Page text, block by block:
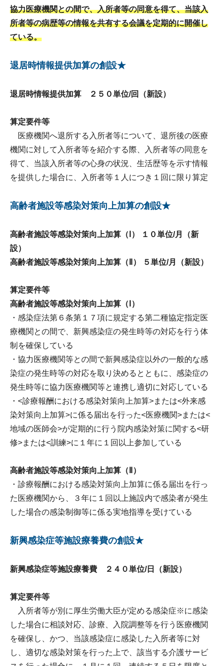
協力医療機関との間で、入所者等の同意を得て、当該入
所者等の病歴等の情報を共有する会議を定期的に開催し
ている。
退居時情報提供加算の創設★
退居時情報提供加算 ２５０​単位/回（新設）
算定要件等
医療機関へ退所する入所者等について、退所後の医療
機関に対して入所者等を紹介する際、入所者等の同意を
得て、当該入所者等の心身の状況、生活歴等を示す情報
を提供した場合に、入所者等１人につき１回に限り算定
高齢者施設等感染対策向上加算の創設★
高齢者施設等感染対策向上加算（Ⅰ） １０単位/月（新
設）
高齢者施設等感染対策向上加算（Ⅱ） ５単位/月（新設）
算定要件等
高齢者施設等感染対策向上加算（Ⅰ）
・感染症法第６条第１７項に規定する第二種協定指定医
療機関との間で、新興感染症の発生時等の対応を行う体
制を確保している
・協力医療機関等との間で新興感染症以外の一般的な感
染症の発生時等の対応を取り決めるとともに、感染症の
発生時等に協力医療機関等と連携し適切に対応している
・<診療報酬における感染対策向上加算>または<外来感
染対策向上加算>に係る届出を行った<医療機関>または<
地域の医師会>が定期的に行う院内感染対策に関する<研
修>または<訓練>に１年に１回以上参加している
高齢者施設等感染対策向上加算（Ⅱ）
・診療報酬における感染対策向上加算に係る届出を行っ
た医療機関から、３年に１回以上施設内で感染者が発生
した場合の感染制御等に係る実地指導を受けている
新興感染症等施設療養費の創設★
新興感染症等施設療養費 ２４０単位/日（新設）
算定要件等
入所者等が別に厚生労働大臣が定める感染症※に感染
した場合に相談対応、診療、入院調整等を行う医療機関
を確保し、かつ、当該感染症に感染した入所者等に対
し、適切な感染対策を行った上で、該当する介護サービ